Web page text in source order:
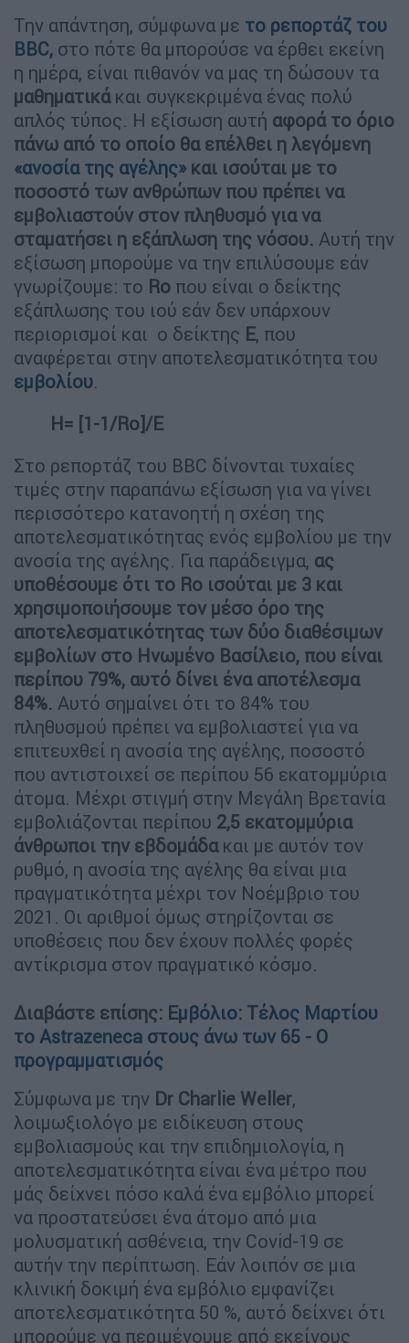
Την απάντηση, σύμφωνα με το ρεπορτάζ του
BBC, στο πότε θα μπορούσε να έρθει εκείνη
η ημέρα, είναι πιθανόν να μας τη δώσουν τα
μαθηματικάκαι συγκεκριμένα ένας πολύ
απλός τύπος. Η εξίσωση αυτή αφορά το όριο
πάνω από το οποίο θα επέλθει η λεγόμενη
«ανοσία της αγέλης»και ισούται με το
ποσοστό των ανθρώπων που πρέπει να
εμβολιαστούν στον πληθυσμό για να
σταματήσει η εξάπλωση της νόσου. Αυτή την
εξίσωση μπορούμε να την επιλύσουμε εάν
γνωρίζουμε: το Ro που είναι ο δείκτης
εξάπλωσης του ιού εάν δεν υπάρχουν
περιορισμοί και ο δείκτης Ε, που
αναφέρεται στην αποτελεσματικότητα του
εμβολίου.
Η= [1-1/Ro]/E
Στο ρεπορτάζ του BBC δίνονται τυχαίες
τιμές στην παραπάνω εξίσωση για να γίνει
περισσότερο κατανοητή η σχέση της
αποτελεσματικότητας ενός εμβολίου με την
ανοσία της αγέλης. Για παράδειγμα, ας
υποθέσουμε ότι το Ro ισούται με 3 και
χρησιμοποιήσουμε τον μέσο όρο της
αποτελεσματικότητας των δύο διαθέσιμων
εμβολίων στο Ηνωμένο Βασίλειο, που είναι
περίπου 79%, αυτό δίνει ένα αποτέλεσμα
84%. Αυτό σημαίνει ότι το 84% του
πληθυσμού πρέπει να εμβολιαστεί για να
επιτευχθεί η ανοσία της αγέλης, ποσοστό
που αντιστοιχεί σε περίπου 56 εκατομμύρια
άτομα. Μέχρι στιγμή στην Μεγάλη Βρετανία
εμβολιάζονται περίπου 2,5 εκατομμύρια
άνθρωποι την εβδομάδα και με αυτόν τον
ρυθμό, η ανοσία της αγέλης θα είναι μια
πραγματικότητα μέχρι τον Νοέμβριο του
2021. Οι αριθμοί όμως στηρίζονται σε
υποθέσεις που δεν έχουν πολλές φορές
αντίκρισμα στον πραγματικό κόσμο.
Διαβάστε επίσης: Εμβόλιο: Τέλος Μαρτίου
το Astrazeneca στους άνω των 65 - Ο
προγραμματισμός
Σύμφωνα με την Dr Charlie Weller,
λοιμωξιολόγο με ειδίκευση στους
εμβολιασμούς και την επιδημιολογία, η
αποτελεσματικότητα είναι ένα μέτρο που
μάς δείχνει πόσο καλά ένα εμβόλιο μπορεί
να προστατεύσει ένα άτομο από μια
μολυσματική ασθένεια, την Covid-19 σε
αυτήν την περίπτωση. Εάν λοιπόν σε μια
κλινική δοκιμή ένα εμβόλιο εμφανίζει
αποτελεσματικότητα 50 %, αυτό δείχνει ότι
μπορούμε να περιμένουμε από εκείνους